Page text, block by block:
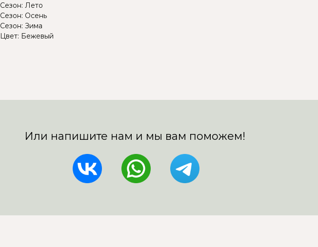
Сезон: Лето
Сезон: Осень
Сезон: Зима
Цвет: Бежевый
Или напишите нам и мы вам поможем!